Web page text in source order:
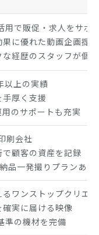
用で販促・求人をサポ
に優れた動画企画提案
経歴のスタッフが個
以上の実績
厚く支援
のサポートも充実
刷会社
顧客の資産を記録
品一発撮りプランあり
るワンストップクリエ
実に届ける映像
準の機材を完備